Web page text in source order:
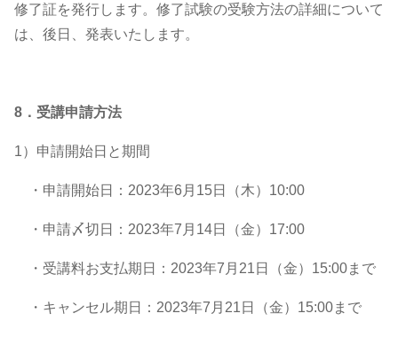
修了証を発行します。修了試験の受験方法の詳細について
は、後日、発表いたします。
8．受講申請方法
1）申請開始日と期間
・申請開始日：2023年6月15日（木）10:00
・申請〆切日：2023年7月14日（金）17:00
・受講料お支払期日：2023年7月21日（金）15:00まで
・キャンセル期日：2023年7月21日（金）15:00まで